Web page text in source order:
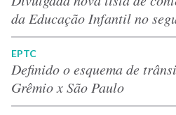
da Educação Infantil no
EPTC
Definido o esquema de
Grêmio x São Paulo